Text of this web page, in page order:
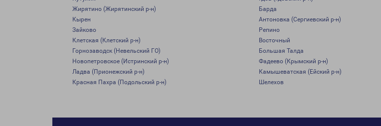
Жирятино (Жирятинский р-н)
Барда
Кырен
Антоновка (Сергиевский р-н)
Зайково
Репино
Клетская (Клетский р-н)
Восточный
Горнозаводск (Невельский ГО)
Большая Талда
Новопетровское (Истринский р-н)
Фадеево (Крымский р-н)
Ладва (Прионежский р-н)
Камышеватская (Ейский р-н)
Красная Пахра (Подольский р-н)
Шелехов